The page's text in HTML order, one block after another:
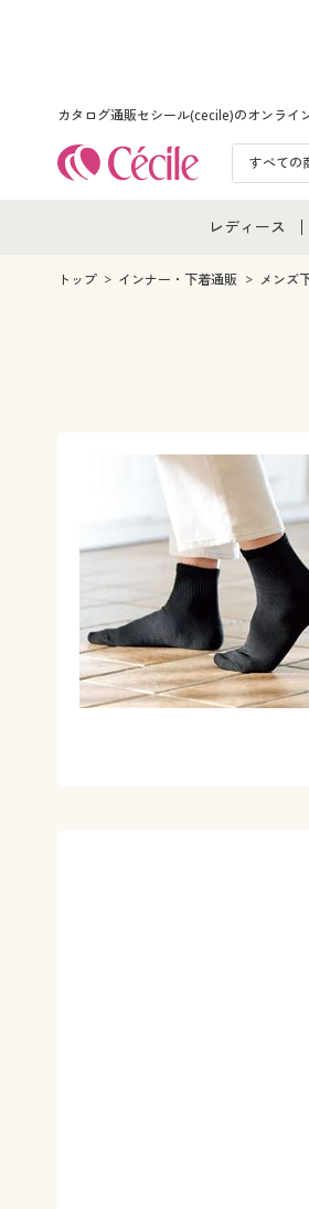
カタログ通販セシール(cecile)のオンライ
レディース
レディース通
トップ インナー・下着通販 メンズ